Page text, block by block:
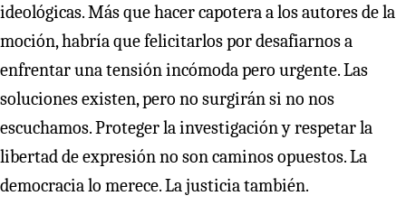
ideológicas. Más que hacer capotera a los autores de la
moción, habría que felicitarlos por desafiarnos a
enfrentar una tensión incómoda pero urgente. Las
soluciones existen, pero no surgirán si no nos
escuchamos. Proteger la investigación y respetar la
libertad de expresión no son caminos opuestos. La
democracia lo merece. La justicia también.